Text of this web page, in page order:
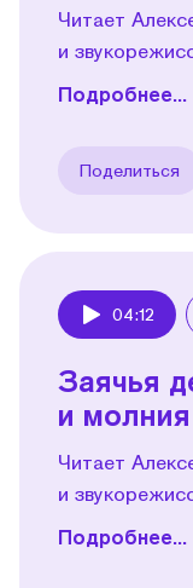
Читает
и
Подробнее...
Поделиться
04:12
Заячья
и молния
Читает
и
Подробнее...